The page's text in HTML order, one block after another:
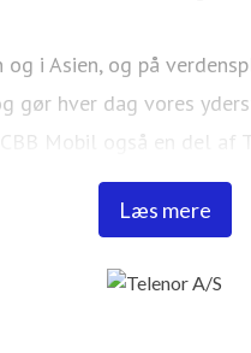
i Asien, og på
gør hver dag vores
Mobil også en del af
Læs mere